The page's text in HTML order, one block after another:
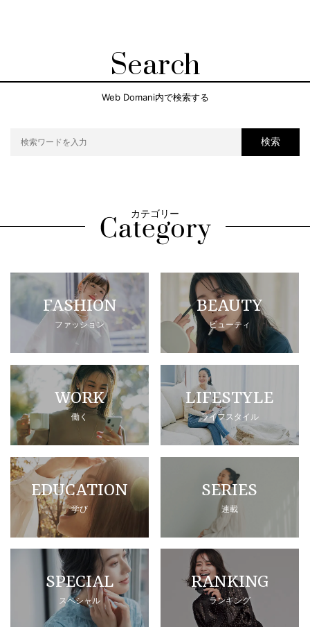
Search
Web Domani内で検索する
検索
カテゴリー
FASHION
ファッション
BEAUTY
ビューティ
WORK
働く
LIFESTYLE
ライフスタイル
EDUCATION
学び
SERIES
連載
SPECIAL
スペシャル
RANKING
ランキング